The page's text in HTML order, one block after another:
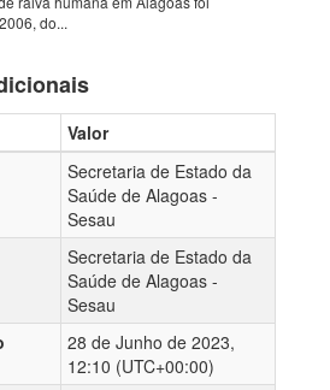
do...
Valor
Secretaria de Estado da
Saúde de Alagoas -
Sesau
Secretaria de Estado da
Saúde de Alagoas -
Sesau
28 de Junho de 2023,
12:10 (UTC+00:00)